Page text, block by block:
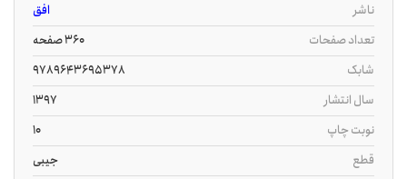
ناشر
افق
تعداد صفحات
360 صفحه
شابک
9789643695378
سال انتشار
1397
نوبت چاپ
10
قطع
جیبی